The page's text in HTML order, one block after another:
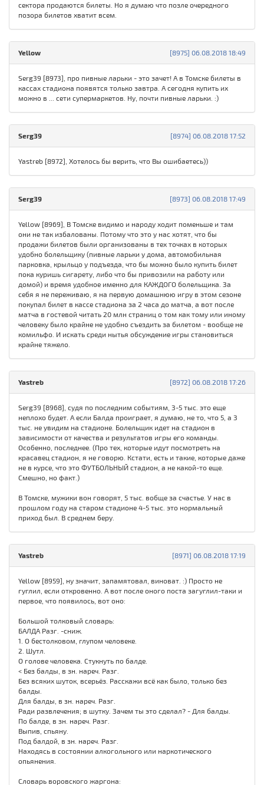
сектора продаются билеты. Но я думаю что позле очередного
позора билетов хватит всем.
[8975] 06.08.2018 18:49
Yellow
Serg39 [8973], про пивные ларьки - это зачет! А в Томске билеты в
кассах стадиона появятся только завтра. А сегодня купить их
можно в ... сети супермаркетов. Ну, почти пивные ларьки. :)
[8974] 06.08.2018 17:52
Serg39
Yastreb [8972], Хотелось бы верить, что Вы ошибаетесь))
[8973] 06.08.2018 17:49
Serg39
Yellow [8969], В Томске видимо и народу ходит поменьше и там
они не так избалованы. Потому что это у нас хотят, что бы
продажи билетов были организованы в тех точках в которых
удобно болельщику (пивные ларьки у дома, автомобильная
парковка, крыльцо у подъезда, что бы можно было купить билет
пока куришь сигарету, либо что бы привозили на работу или
домой) и время удобное именно для КАЖДОГО болельщика. За
себя я не переживаю, я на первую домашнюю игру в этом сезоне
покупал билет в кассе стадиона за 2 часа до матча, а вот после
матча в гостевой читать 20 млн страниц о том как тому или иному
человеку было крайне не удобно съездить за билетом - вообще не
комильфо. И искать среди нытья обсуждение игры становиться
крайне тяжело.
[8972] 06.08.2018 17:26
Yastreb
Serg39 [8968], судя по последним событиям, 3-5 тыс. это еще
неплохо будет. А если Балда проиграет, я думаю, не то, что 5, а 3
тыс. не увидим на стадионе. Болельщик идет на стадион в
зависимости от качества и результатов игры его команды.
Особенно, последнее. (Про тех, которые идут посмотреть на
красавец стадион, я не говорю. Кстати, есть и такие, которые даже
не в курсе, что это ФУТБОЛЬНЫЙ стадион, а не какой-то еще.
Смешно, но факт.)
В Томске, мужики вон говорят, 5 тыс. вобще за счастье. У нас в
прошлом году на старом стадионе 4-5 тыс. это нормальный
приход был. В среднем беру.
[8971] 06.08.2018 17:19
Yastreb
Yellow [8959], ну значит, запамятовал, виноват. :) Просто не
гуглил, если откровенно. А вот после оного поста загуглил-таки и
первое, что появилось, вот оно:
Большой толковый словарь:
БАЛДА Разг. -сниж.
1. О бестолковом, глупом человеке.
2. Шутл.
О голове человека. Стукнуть по балде.
< Без балды, в зн. нареч. Разг.
Без всяких шуток, всерьёз. Расскажи всё как было, только без
балды.
Для балды, в зн. нареч. Разг.
Ради развлечения; в шутку. Зачем ты это сделал? - Для балды.
По балде, в зн. нареч. Разг.
Выпив, спьяну.
Под балдой, в зн. нареч. Разг.
Находясь в состоянии алкогольного или наркотического
опьянения.
Словарь воровского жаргона: